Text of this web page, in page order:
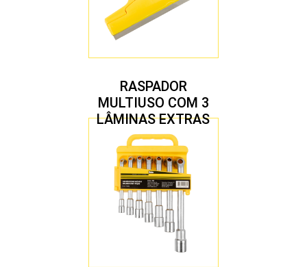
RASPADOR
MULTIUSO COM 3
LÂMINAS EXTRAS